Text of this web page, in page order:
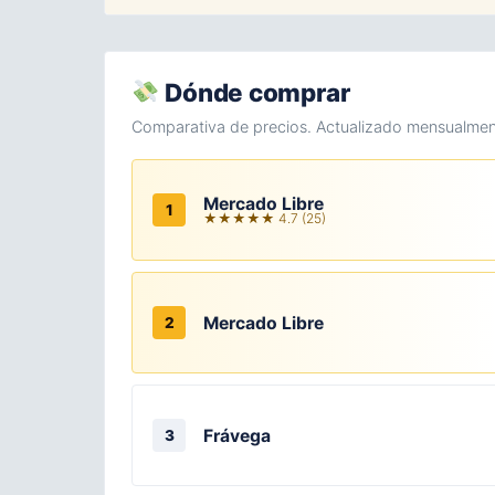
Dónde comprar
Comparativa de precios. Actualizado
1 Mercado Libre
★★★★★ 4.7 (25)
2 Mercado Libre
3 Frávega